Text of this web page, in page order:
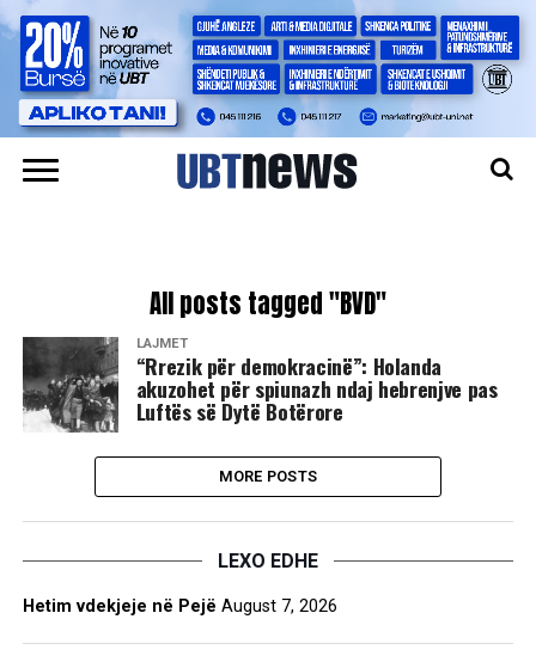
All posts tagged "BVD"
LAJMET
“Rrezik për demokracinë”: Holanda
akuzohet për spiunazh ndaj hebrenjve pas
Luftës së Dytë Botërore
MORE POSTS
LEXO EDHE
Hetim vdekjeje në Pejë August 7, 2026